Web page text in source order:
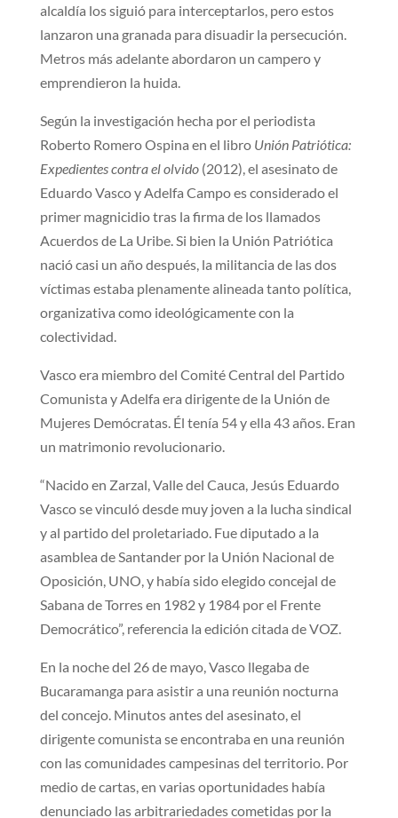
alcaldía los siguió para interceptarlos, pero estos
lanzaron una granada para disuadir la persecución.
Metros más adelante abordaron un campero y
emprendieron la huida.
Según la investigación hecha por el periodista
Roberto Romero Ospina en el libro Unión Patriótica:
Expedientes contra el olvido (2012), el asesinato de
Eduardo Vasco y Adelfa Campo es considerado el
primer magnicidio tras la firma de los llamados
Acuerdos de La Uribe. Si bien la Unión Patriótica
nació casi un año después, la militancia de las dos
víctimas estaba plenamente alineada tanto política,
organizativa como ideológicamente con la
colectividad.
Vasco era miembro del Comité Central del Partido
Comunista y Adelfa era dirigente de la Unión de
Mujeres Demócratas. Él tenía 54 y ella 43 años. Eran
un matrimonio revolucionario.
“Nacido en Zarzal, Valle del Cauca, Jesús Eduardo
Vasco se vinculó desde muy joven a la lucha sindical
y al partido del proletariado. Fue diputado a la
asamblea de Santander por la Unión Nacional de
Oposición, UNO, y había sido elegido concejal de
Sabana de Torres en 1982 y 1984 por el Frente
Democrático”, referencia la edición citada de VOZ.
En la noche del 26 de mayo, Vasco llegaba de
Bucaramanga para asistir a una reunión nocturna
del concejo. Minutos antes del asesinato, el
dirigente comunista se encontraba en una reunión
con las comunidades campesinas del territorio. Por
medio de cartas, en varias oportunidades había
denunciado las arbitrariedades cometidas por la